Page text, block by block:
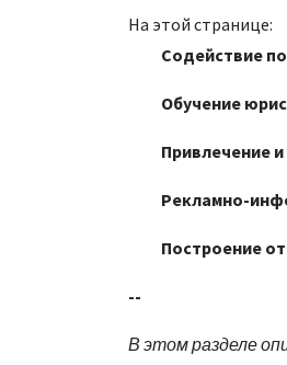
На этой странице:
Содействие
Обучение
Привлечение
Рекламно-
Построение
--
В этом разделе